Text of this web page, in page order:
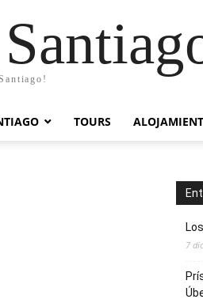
TOURS
7